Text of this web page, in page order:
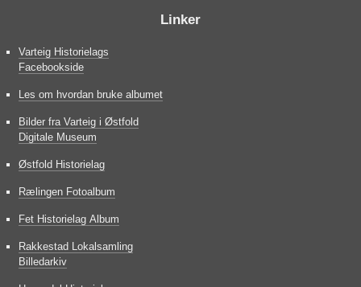
Linker
Varteig Historielags
Facebookside
Les om hvordan bruke albumet
Bilder fra Varteig i Østfold
Digitale Museum
Østfold Historielag
Rælingen Fotoalbum
Fet Historielag Album
Rakkestad Lokalsamling
Billedarkiv